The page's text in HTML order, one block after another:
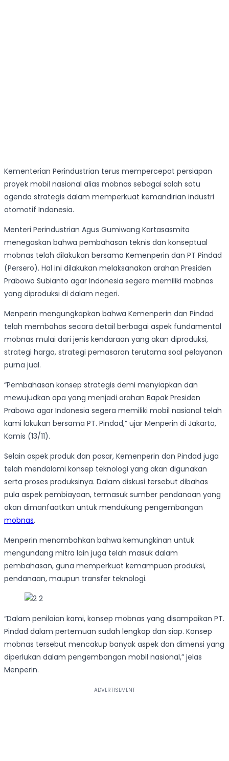
Kementerian Perindustrian terus mempercepat persiapan
proyek mobil nasional alias mobnas sebagai salah satu
agenda strategis dalam memperkuat kemandirian industri
otomotif Indonesia.
Menteri Perindustrian Agus Gumiwang Kartasasmita
menegaskan bahwa pembahasan teknis dan konseptual
mobnas telah dilakukan bersama Kemenperin dan PT Pindad
(Persero). Hal ini dilakukan melaksanakan arahan Presiden
Prabowo Subianto agar Indonesia segera memiliki mobnas
yang diproduksi di dalam negeri.
Menperin mengungkapkan bahwa Kemenperin dan Pindad
telah membahas secara detail berbagai aspek fundamental
mobnas mulai dari jenis kendaraan yang akan diproduksi,
strategi harga, strategi pemasaran terutama soal pelayanan
purna jual.
“Pembahasan konsep strategis demi menyiapkan dan
mewujudkan apa yang menjadi arahan Bapak Presiden
Prabowo agar Indonesia segera memiliki mobil nasional telah
kami lakukan bersama PT. Pindad,” ujar Menperin di Jakarta,
Kamis (13/11).
Selain aspek produk dan pasar, Kemenperin dan Pindad juga
telah mendalami konsep teknologi yang akan digunakan
serta proses produksinya. Dalam diskusi tersebut dibahas
pula aspek pembiayaan, termasuk sumber pendanaan yang
akan dimanfaatkan untuk mendukung pengembangan
mobnas.
Menperin menambahkan bahwa kemungkinan untuk
mengundang mitra lain juga telah masuk dalam
pembahasan, guna memperkuat kemampuan produksi,
pendanaan, maupun transfer teknologi.
“Dalam penilaian kami, konsep mobnas yang disampaikan PT.
Pindad dalam pertemuan sudah lengkap dan siap. Konsep
mobnas tersebut mencakup banyak aspek dan dimensi yang
diperlukan dalam pengembangan mobil nasional,” jelas
Menperin.